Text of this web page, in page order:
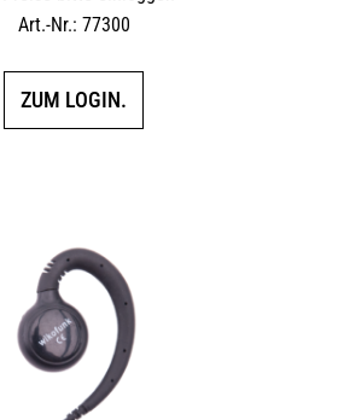
Art.-Nr.: 77300
ZUM LOGIN.